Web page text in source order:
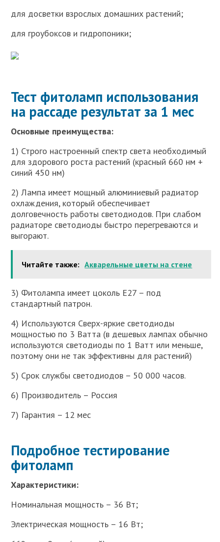
для досветки взрослых домашних растений;
для гроубоксов и гидропоники;
Тест фитоламп использования
на рассаде результат за 1 мес
Основные преимущества:
1) Строго настроенный спектр света необходимый
для здорового роста растений (красный 660 нм +
синий 450 нм)
2) Лампа имеет мощный алюминиевый радиатор
охлаждения, который обеспечивает
долговечность работы светодиодов. При слабом
радиаторе светодиоды быстро перегреваются и
выгорают.
Читайте также: Акварельные цветы на стене
3) Фитолампа имеет цоколь Е27 – под
стандартный патрон.
4) Используются Сверх-яркие светодиоды
мощностью по 3 Ватта (в дешевых лампах обычно
используются светодиоды по 1 Ватт или меньше,
поэтому они не так эффективны для растений)
5) Срок службы светодиодов – 50 000 часов.
6) Производитель – Россия
7) Гарантия – 12 мес
Подробное тестирование
фитоламп
Характеристики:
Номинальная мощность – 36 Вт;
Электрическая мощность – 16 Вт;